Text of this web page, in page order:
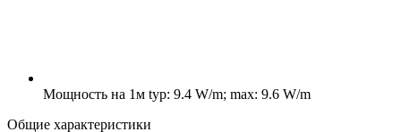
Мощность на 1м typ: 9.4 W/m; max: 9.6 W/m
Общие характеристики